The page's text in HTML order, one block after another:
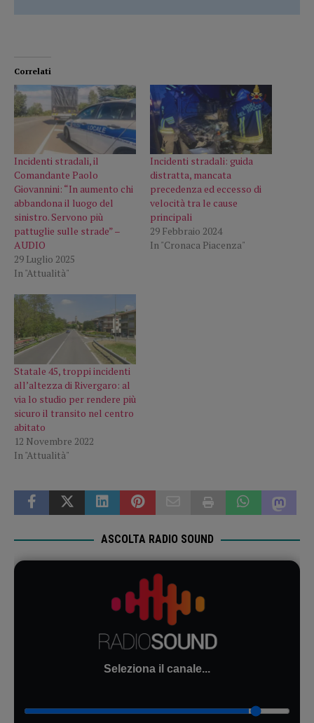
Correlati
Incidenti stradali, il
Comandante Paolo
Giovannini: “In aumento chi
abbandona il luogo del
sinistro. Servono più
pattuglie sulle strade” –
AUDIO
29 Luglio 2025
In "Attualità"
Incidenti stradali: guida
distratta, mancata
precedenza ed eccesso di
velocità tra le cause
principali
29 Febbraio 2024
In "Cronaca Piacenza"
Statale 45, troppi incidenti
all’altezza di Rivergaro: al
via lo studio per rendere più
sicuro il transito nel centro
abitato
12 Novembre 2022
In "Attualità"
ASCOLTA RADIO SOUND
Seleziona il canale...